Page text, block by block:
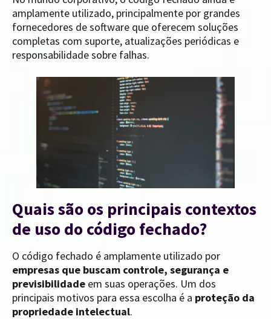
amplamente utilizado, principalmente por grandes
fornecedores de software que oferecem soluções
completas com suporte, atualizações periódicas e
responsabilidade sobre falhas.
Quais são os principais contextos
de uso do código fechado?
O código fechado é amplamente utilizado por
empresas que buscam controle, segurança e
previsibilidade em suas operações. Um dos
principais motivos para essa escolha é a proteção da
propriedade intelectual.